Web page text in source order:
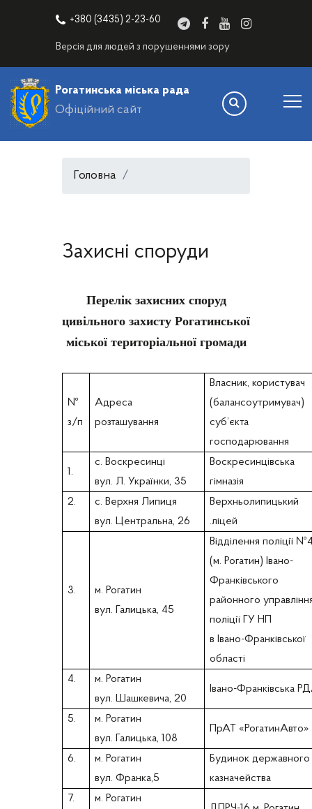
+380 (3435) 2-23-60
Версія для людей з порушеннями зору
Рогатинська міська рада
Офіційний сайт
Головна
Захисні споруди
Перелік захисних споруд
цивільного захисту Рогатинської
міської територіальної громади
№
з/п
Адреса
розташування
Власник, користувач
(балансоутримувач)
суб’єкта
господарювання
1.
с. Воскресинці
вул. Л. Українки, 35
Воскресинцівська
гімназія
2.
с. Верхня Липиця
вул. Центральна, 26
Верхньолипицький
.ліцей
3.
м. Рогатин
вул. Галицька, 45
Відділення поліції
(м. Рогатин) Івано-
Франківського
районного
поліції ГУ НП
в Івано-Франківської
області
4.
м. Рогатин
вул. Шашкевича, 20
Івано-Франківська
5.
м. Рогатин
вул. Галицька, 108
ПрАТ «РогатинАвто»
6.
м. Рогатин
вул. Франка,5
Будинок державного
казначейства
7.
м. Рогатин